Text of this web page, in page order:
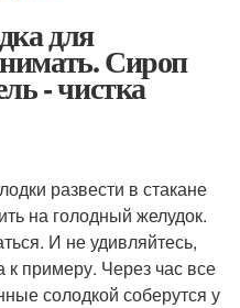
для
Сироп
- чистка
развести в стакане
на голодный желудок.
И не удивляйтесь,
к примеру. Через час все
солодкой соберутся у